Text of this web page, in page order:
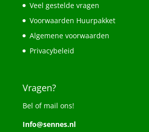
Veel gestelde vragen
Voorwaarden Huurpakket
Algemene voorwaarden
Privacybeleid
Vragen?
Bel of mail ons!
Info@sennes.nl